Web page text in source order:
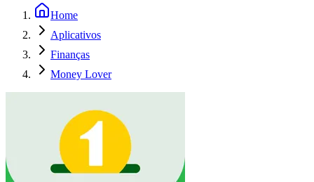
Home
Aplicativos
Finanças
Money Lover